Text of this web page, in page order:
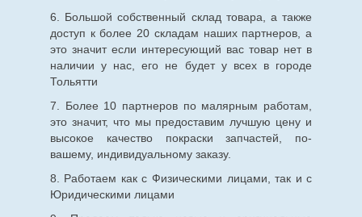
6. Большой собственный склад товара, а также
доступ к более 20 складам наших партнеров, а
это значит если интересующий вас товар нет в
наличии у нас, его не будет у всех в городе
Тольятти
7. Более 10 партнеров по малярным работам,
это значит, что мы предоставим лучшую цену и
высокое качество покраски запчастей, по-
вашему, индивидуальному заказу.
8. Работаем как с Физическими лицами, так и с
Юридическими лицами